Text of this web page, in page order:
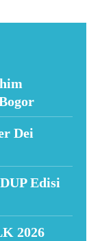
Dei
Edisi
2026